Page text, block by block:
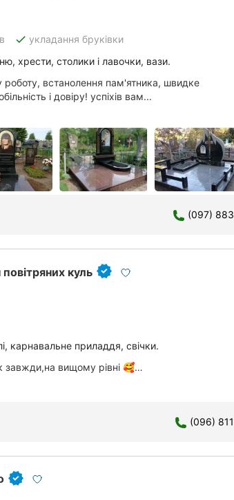
done укладання бруківки
хрести, столики і лавочки, вази.
роботу, встанолення пам'ятника, швидке
і довіру! успіхів вам...
(097) 883
куль
карнавальне приладдя, свічки.
вищому рівні 🥰…
(096) 811